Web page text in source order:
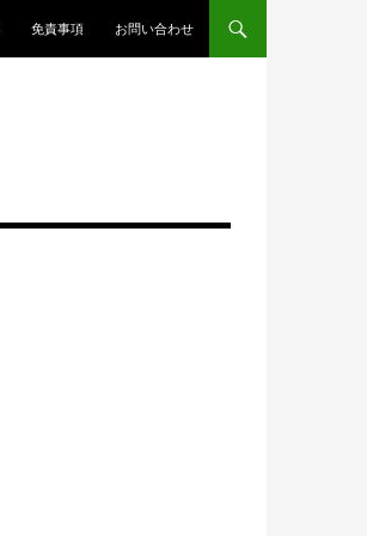
免責事項 お問い合わせ